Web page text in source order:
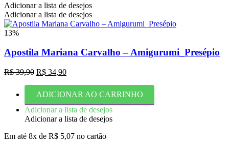
Adicionar a lista de desejos
Adicionar a lista de desejos
13%
Apostila Mariana Carvalho – Amigurumi_Presépio
R$39,90 O
original
era:
R$ 39,90.
R$ 34,90O
atual
é:
R$ 34,90.
ADICIONAR AO CARRINHO
Adicionar a lista de desejos
Adicionar a lista de desejos
Em até 8x de R$ 5,07 no cartão